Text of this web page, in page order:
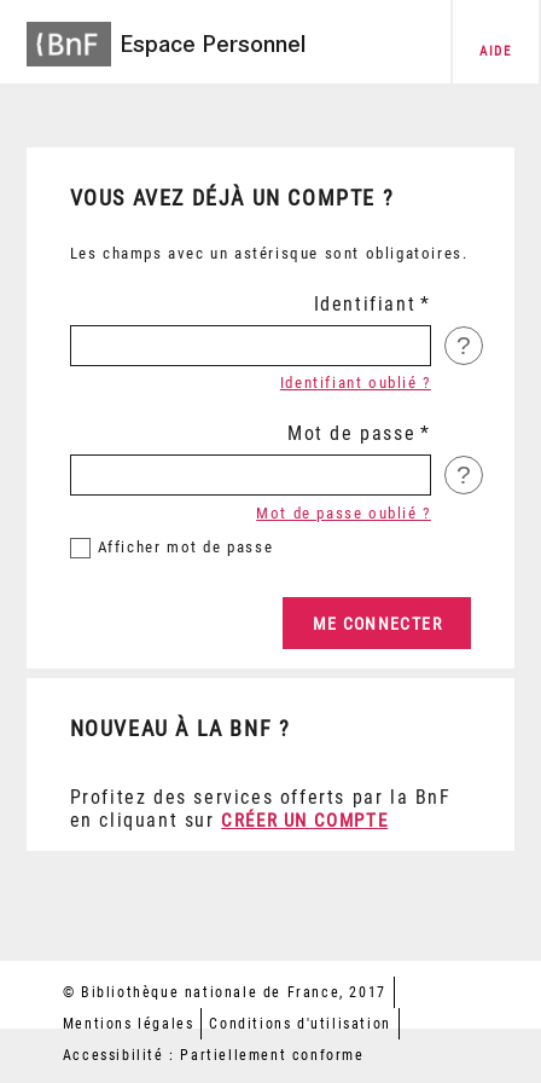
Espace Personnel AIDE
VOUS AVEZ DÉJÀ UN COMPTE ?
Les champs avec un astérisque sont obligatoires.
Identifiant
?
Identifiant oublié ?
Mot de passe
?
Afficher mot de passe
Mot de passe oublié ?
NOUVEAU À LA BNF ?
Profitez des services offerts par la BnF
en cliquant sur CRÉER UN COMPTE
© Bibliothèque nationale de France, 2017
Mentions légales
Conditions d'utilisation
Accessibilité : Partiellement conforme